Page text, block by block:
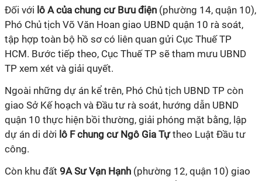
Đối với lô A của chung cư Bưu điện (phường 14, quận 10),
Phó Chủ tịch Võ Văn Hoan giao UBND quận 10 rà soát,
tập hợp toàn bộ hồ sơ có liên quan gửi Cục Thuế TP
HCM. Bước tiếp theo, Cục Thuế TP sẽ tham mưu UBND
TP xem xét và giải quyết.
Ngoài những dự án kể trên, Phó Chủ tịch UBND TP còn
giao Sở Kế hoạch và Đầu tư rà soát, hướng dẫn UBND
quận 10 thực hiện bồi thường, giải phóng mặt bằng, lập
dự án di dời lô F chung cư Ngô Gia Tựtheo Luật Đầu tư
công.
Còn khu đất 9A Sư Vạn Hạnh (phường 12, quận 10) giao